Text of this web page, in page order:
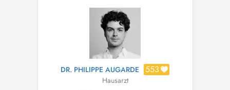
procedures, including cry...
DR. PHILIPPE AUGARDE 553
Hausarzt